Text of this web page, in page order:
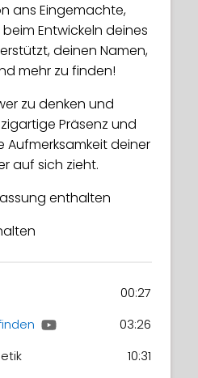
ans Eingemachte,
Entwickeln deines
deinen Namen,
mehr zu finden!
zu denken und
Präsenz und
Aufmerksamkeit deiner
auf sich zieht.
enthalten
00:27
03:26
10:31